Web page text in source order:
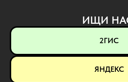
ИЩИ
2ГИС
ЯНДЕКС